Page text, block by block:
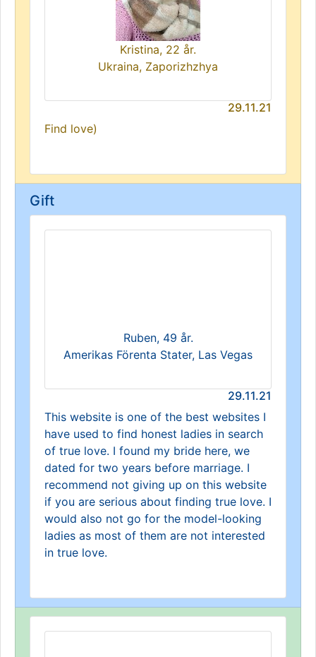
Kristina, 22 år.
Ukraina, Zaporizhzhya
29.11.21
Find love)
Gift
Ruben, 49 år.
Amerikas Förenta Stater, Las Vegas
29.11.21
This website is one of the best websites I
have used to find honest ladies in search
of true love. I found my bride here, we
dated for two years before marriage. I
recommend not giving up on this website
if you are serious about finding true love. I
would also not go for the model-looking
ladies as most of them are not interested
in true love.